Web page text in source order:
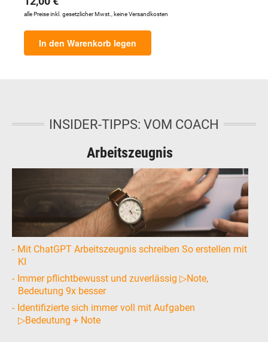
alle Preise inkl. gesetzlicher Mwst., keine Versandkosten
In den Warenkorb legen
INSIDER-TIPPS: VOM COACH
Arbeitszeugnis
Mit ChatGPT Arbeitszeugnis schreiben So erstellen mit
KI
Immer pflichtbewusst und zuverlässig ▷Note,
Bedeutung 9x besser
Identifizierte sich immer voll mit Aufgaben
▷Bedeutung + Note